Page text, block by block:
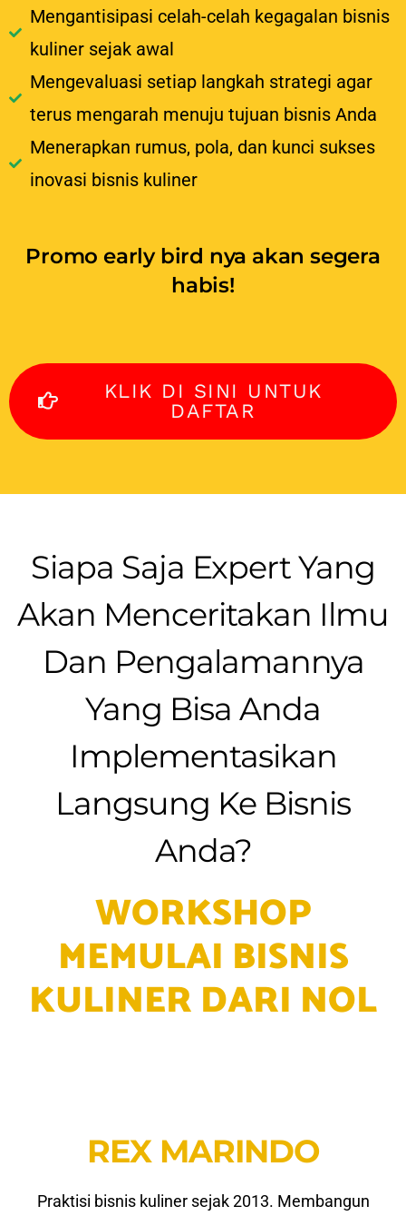
Mengantisipasi celah-celah kegagalan bisnis
kuliner sejak awal
Mengevaluasi setiap langkah strategi agar
terus mengarah menuju tujuan bisnis Anda
Menerapkan rumus, pola, dan kunci sukses
inovasi bisnis kuliner
Promo early bird nya akan segera
habis!
KLIK DI SINI UNTUK
DAFTAR
Siapa Saja Expert Yang
Akan Menceritakan Ilmu
Dan Pengalamannya
Yang Bisa Anda
Implementasikan
Langsung Ke Bisnis
Anda?
WORKSHOP
MEMULAI BISNIS
KULINER DARI NOL
REX MARINDO
Praktisi bisnis kuliner sejak 2013. Membangun